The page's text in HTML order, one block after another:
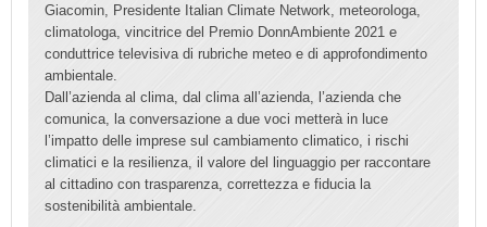
Giacomin, Presidente Italian Climate Network, meteorologa,
climatologa, vincitrice del Premio DonnAmbiente 2021 e
conduttrice televisiva di rubriche meteo e di approfondimento
ambientale.
Dall’azienda al clima, dal clima all’azienda, l’azienda che
comunica, la conversazione a due voci metterà in luce
l’impatto delle imprese sul cambiamento climatico, i rischi
climatici e la resilienza, il valore del linguaggio per raccontare
al cittadino con trasparenza, correttezza e fiducia la
sostenibilità ambientale.